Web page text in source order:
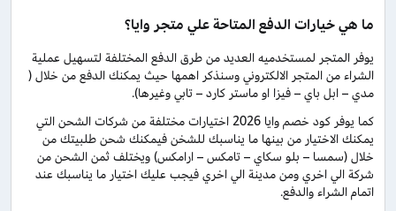
ما هي خيارات الدفع المتاحة علي متجر وايا؟
يوفر المتجر لمستخدميه العديد من طرق الدفع المختلفة لتسهيل عملية
الشراء من المتجر الالكتروني وسنذكر اهمها حيث يمكنك الدفع من خلال (
مدي – ابل باي – فيزا او ماستر كارد – تابي وغيرها).
كما يوفر كود خصم وايا 2026 اختيارات مختلفة من شركات الشحن التي
يمكنك الاختيار من بينها ما يناسبك للشخن فيمكنك شحن طلبيتك من
خلال (سمسا – بلو سكاي – تامكس – ارامكس) ويختلف ثمن الشحن من
شركة الي اخري ومن مدينة الي اخري فيجب عليك اختيار ما يناسبك عند
اتمام الشراء والدفع.